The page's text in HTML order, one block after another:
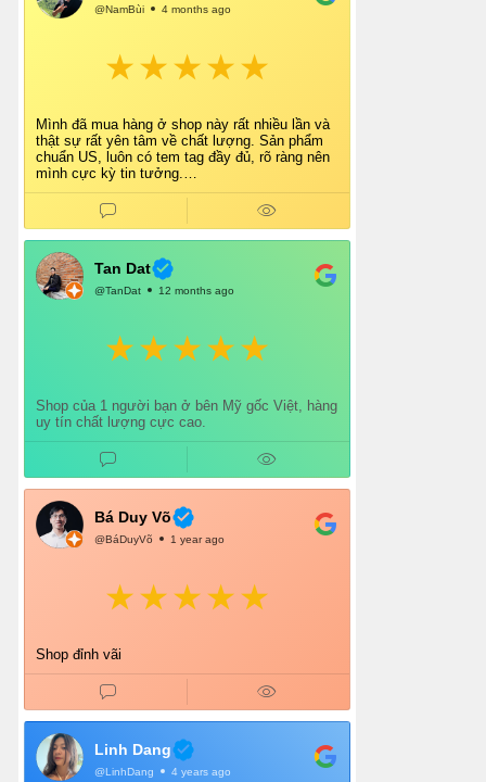
@NamBùi 4 months ago
Mình đã mua hàng ở shop này rất nhiều lần và
thật sự rất yên tâm về chất lượng. Sản phẩm
chuẩn US, luôn có tem tag đầy đủ, rõ ràng nên
mình cực kỳ tin tưởng.
Shop tư vấn nhiệt tình, giao hàng nhanh, đóng
gói cẩn thận. Mỗi lần mua đều cảm thấy hài
Chắc chắn mình sẽ tiếp tục ủng hộ shop lâu dài
và giới thiệu thêm cho bạn bè 👍
Tan Dat
@TanDat 12 months ago
Shop của 1 người bạn ở bên Mỹ gốc Việt, hàng
uy tín chất lượng cực cao.
Bá Duy Võ
@BáDuyVõ 1 year ago
Shop đỉnh vãi
Linh Dang
@LinhDang 4 years ago